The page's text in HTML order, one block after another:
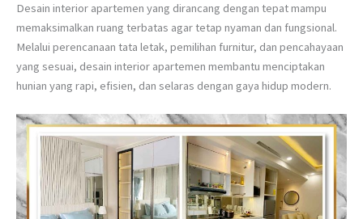
Desain interior apartemen yang dirancang dengan tepat mampu
memaksimalkan ruang terbatas agar tetap nyaman dan fungsional.
Melalui perencanaan tata letak, pemilihan furnitur, dan pencahayaan
yang sesuai, desain interior apartemen membantu menciptakan
hunian yang rapi, efisien, dan selaras dengan gaya hidup modern.